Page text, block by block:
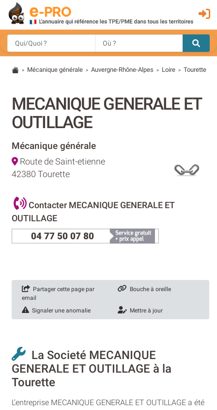
> Mécanique générale > Auvergne-Rhône-Alpes > Loire > Tourette
MECANIQUE GENERALE ET
OUTILLAGE
Mécanique générale
Route de Saint-etienne
42380 Tourette
Contacter MECANIQUE GENERALE ET
OUTILLAGE
04 77 50 07 80
Partager cette page par
email
Bouche à oreille
Signaler une anomalie Mettre à jour
La Societé MECANIQUE
GENERALE ET OUTILLAGE à la
Tourette
L’entreprise MECANIQUE GENERALE ET OUTILLAGE a été